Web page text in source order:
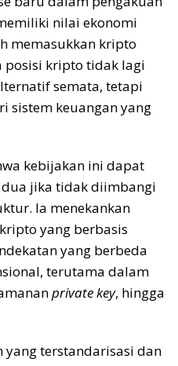
nilai ekonomi
memasukkan kripto
posisi kripto tidak lagi
semata, tetapi
sistem keuangan yang
kebijakan ini dapat
jika tidak diimbangi
Ia menekankan
yang berbasis
yang berbeda
terutama dalam
private key, hingga
yang terstandarisasi dan